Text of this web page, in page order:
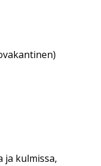
ja kulmissa,